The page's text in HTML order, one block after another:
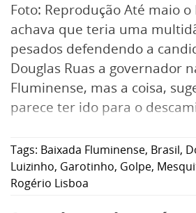
Foto: Reprodução Até maio
achava que teria uma
pesados defendendo a
Douglas Ruas a governador
Fluminense, mas a coisa,
parece ter ido para o
Tags: Baixada Fluminense, Brasil,
Luizinho, Garotinho, Golpe,
Rogério Lisboa